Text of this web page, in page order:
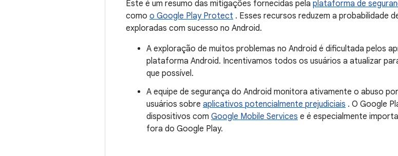
Este é um resumo das mitigações fornecidas pela plataforma de
como o Google Play Protect . Esses recursos reduzem a probabilidade
exploradas com sucesso no Android.
A exploração de muitos problemas no Android é dificultada pelos
plataforma Android. Incentivamos todos os usuários a atualizar
que possível.
A equipe de segurança do Android monitora ativamente o abuso
usuários sobre aplicativos potencialmente prejudiciais . O Google
dispositivos com Google Mobile Services e é especialmente
fora do Google Play.